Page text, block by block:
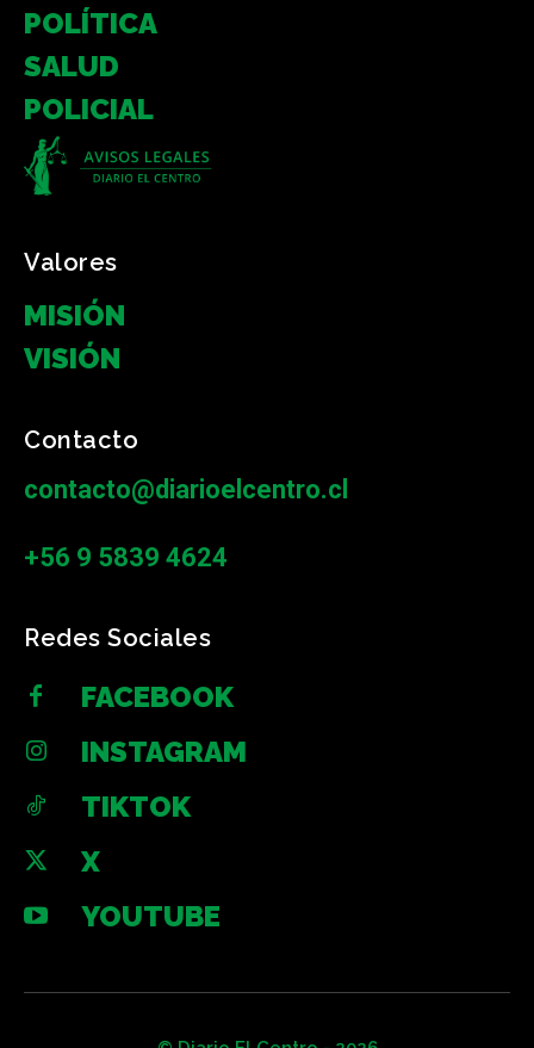
POLÍTICA
SALUD
POLICIAL
Valores
MISIÓN
VISIÓN
Contacto
contacto@diarioelcentro.cl
+56 9 5839 4624
Redes Sociales
FACEBOOK
INSTAGRAM
TIKTOK
X
YOUTUBE